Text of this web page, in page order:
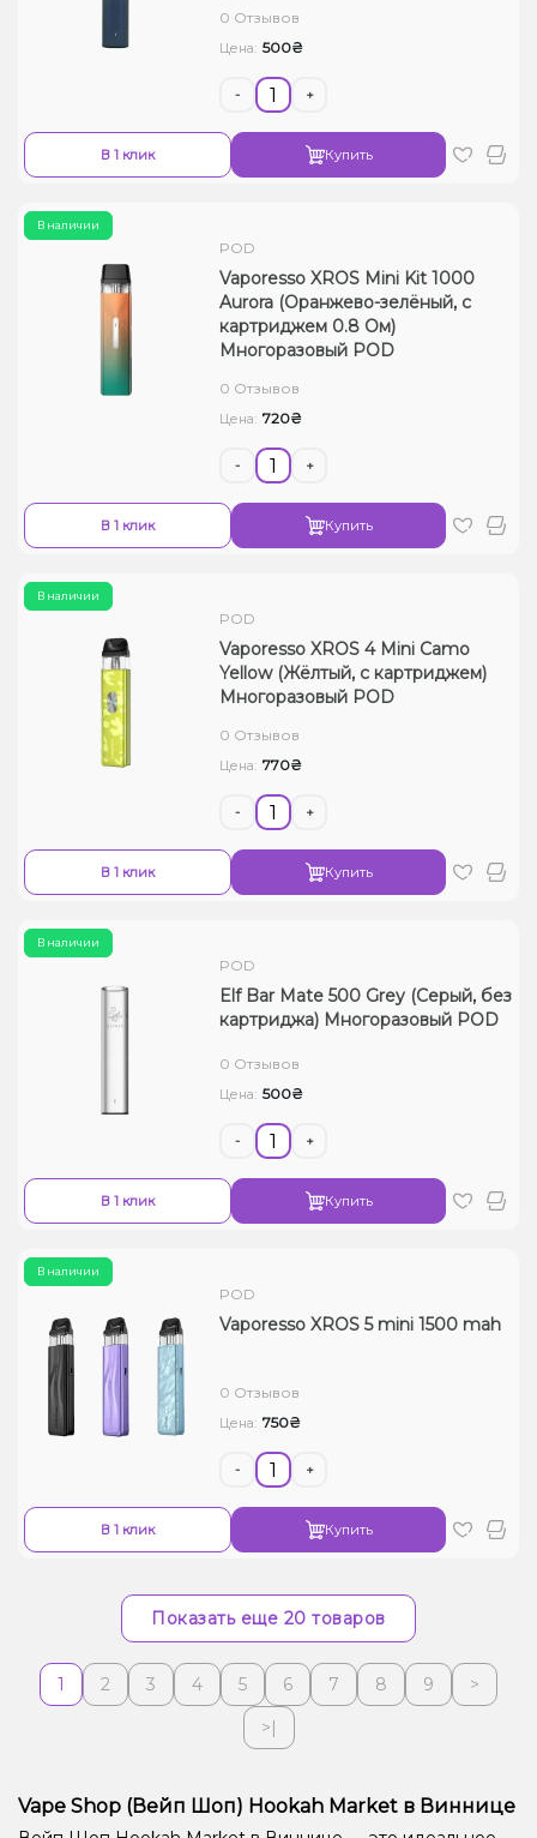
0 Отзывов
Цена: 500₴
- +
В 1 клик Купить
В наличии
POD
Vaporesso XROS Mini Kit 1000
Aurora (Оранжево-зелёный, с
картриджем 0.8 Ом)
Многоразовый POD
0 Отзывов
Цена: 720₴
- +
В 1 клик Купить
В наличии
POD
Vaporesso XROS 4 Mini Camo
Yellow (Жёлтый, с картриджем)
Многоразовый POD
0 Отзывов
Цена: 770₴
- +
В 1 клик Купить
В наличии
POD
Elf Bar Mate 500 Grey (Серый, без
картриджа) Многоразовый POD
0 Отзывов
Цена: 500₴
- +
В 1 клик Купить
В наличии
POD
Vaporesso XROS 5 mini 1500 mah
0 Отзывов
Цена: 750₴
- +
В 1 клик Купить
Показать еще 20 товаров
1 2 3 4 5 6 7 8 9
>
>|
Vape Shop (Вейп Шоп) Hookah Market в Виннице